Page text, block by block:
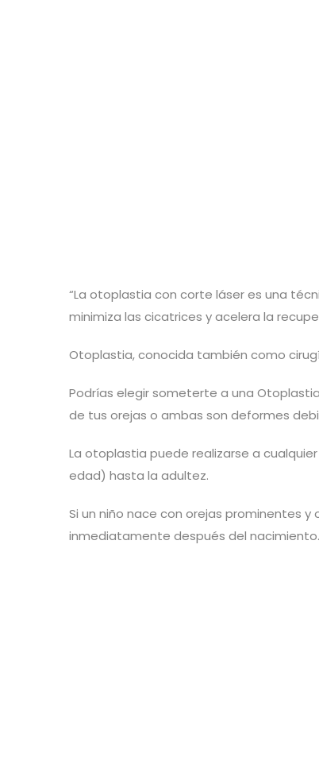
“La otoplastia con corte láser es una
minimiza las cicatrices y acelera la
Otoplastia, conocida también como
Podrías elegir someterte a una
de tus orejas o ambas son deformes
La otoplastia puede realizarse a
edad) hasta la adultez.
Si un niño nace con orejas prominentes
inmediatamente después del nacimiento.